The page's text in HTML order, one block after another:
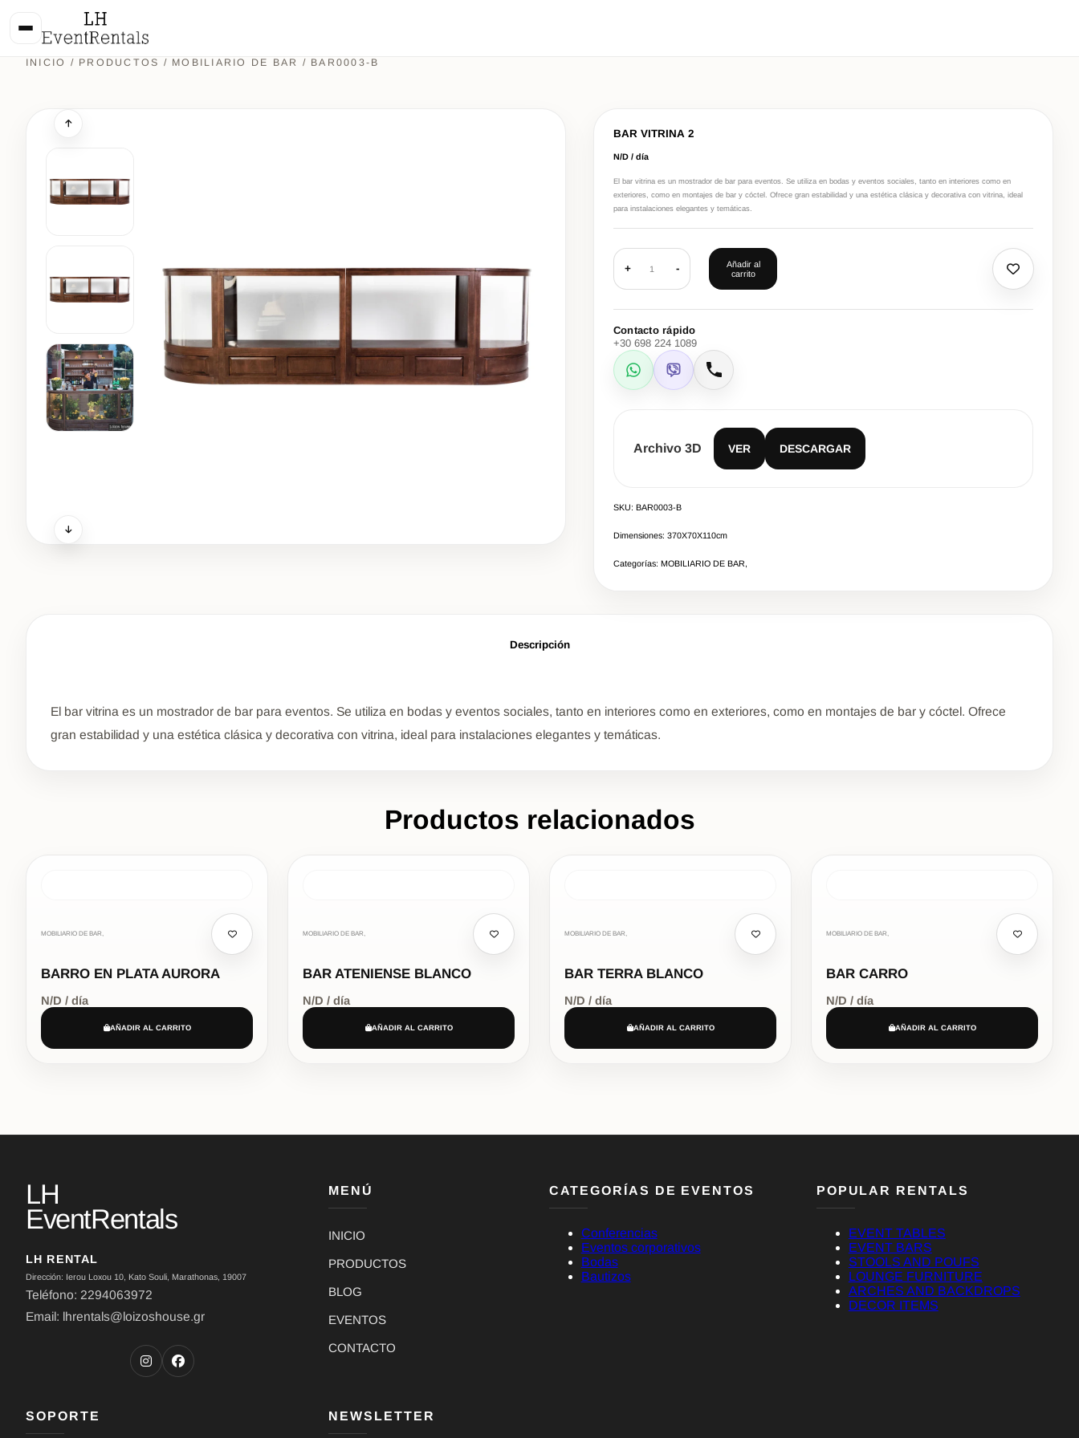
INICIO / PRODUCTOS / MOBILIARIO DE BAR / BAR0003-B
BAR VITRINA 2
N/D / día
El bar vitrina es un mostrador de bar para eventos. Se utiliza en bodas y eventos sociales, tanto en interiores como en
exteriores, como en montajes de bar y cóctel. Ofrece gran estabilidad y una estética clásica y decorativa con vitrina, ideal
para instalaciones elegantes y temáticas.
+ 1 -
Añadir al
carrito
Contacto rápido
+30 698 224 1089
WhatsApp
Viber Llamar
Archivo 3D VER DESCARGAR
SKU: BAR0003-B
Dimensiones: 370Χ70Χ110cm
Categorías: MOBILIARIO DE BAR,
Descripción
El bar vitrina es un mostrador de bar para eventos. Se utiliza en bodas y eventos sociales, tanto en interiores como en exteriores, como en montajes de bar y cóctel. Ofrece
gran estabilidad y una estética clásica y decorativa con vitrina, ideal para instalaciones elegantes y temáticas.
Productos relacionados
MOBILIARIO DE BAR,
BARRO EN PLATA AURORA
N/D / día
AÑADIR AL CARRITO
MOBILIARIO DE BAR,
BAR ATENIENSE BLANCO
N/D / día
AÑADIR AL CARRITO
MOBILIARIO DE BAR,
BAR TERRA BLANCO
N/D / día
AÑADIR AL CARRITO
MOBILIARIO DE BAR,
BAR CARRO
N/D / día
AÑADIR AL CARRITO
LH
EventRentals
LH RENTAL
Dirección: Ierou Loxou 10, Kato Souli, Marathonas, 19007
Teléfono: 2294063972
Email: lhrentals@loizoshouse.gr
MENÚ
INICIO
PRODUCTOS
BLOG
EVENTOS
CONTACTO
CATEGORÍAS DE EVENTOS
Conferencias
Eventos corporativos
Bodas
Bautizos
POPULAR RENTALS
EVENT TABLES
EVENT BARS
STOOLS AND POUFS
LOUNGE FURNITURE
ARCHES AND BACKDROPS
DECOR ITEMS
SOPORTE NEWSLETTER